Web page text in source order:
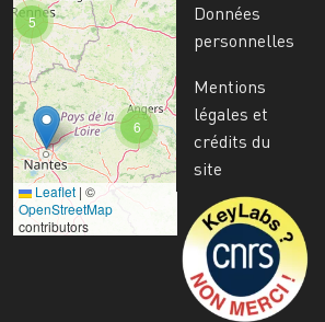
6
5
Leaflet | ©
OpenStreetMap
contributors
Données
personnelles
Mentions
légales et
crédits du
site
Image